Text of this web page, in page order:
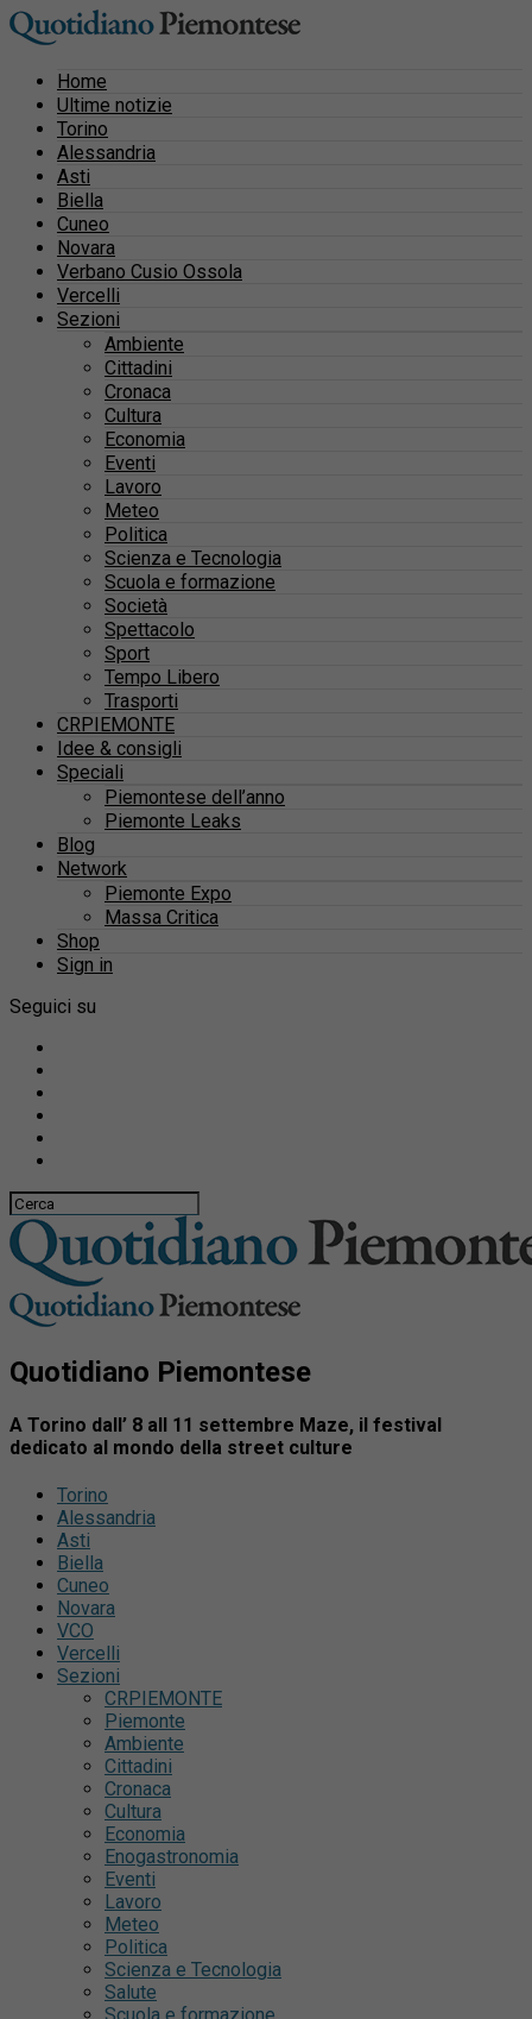
Home
Ultime notizie
Torino
Alessandria
Asti
Biella
Cuneo
Novara
Verbano Cusio Ossola
Vercelli
Sezioni
Ambiente
Cittadini
Cronaca
Cultura
Economia
Eventi
Lavoro
Meteo
Politica
Scienza e Tecnologia
Scuola e formazione
Società
Spettacolo
Sport
Tempo Libero
Trasporti
CRPIEMONTE
Idee & consigli
Speciali
Piemontese dell’anno
Piemonte Leaks
Blog
Network
Piemonte Expo
Massa Critica
Shop
Sign in
Seguici su
Quotidiano Piemontese
A Torino dall’ 8 all 11 settembre Maze, il festival
dedicato al mondo della street culture
Torino
Alessandria
Asti
Biella
Cuneo
Novara
VCO
Vercelli
Sezioni
CRPIEMONTE
Piemonte
Ambiente
Cittadini
Cronaca
Cultura
Economia
Enogastronomia
Eventi
Lavoro
Meteo
Politica
Scienza e Tecnologia
Salute